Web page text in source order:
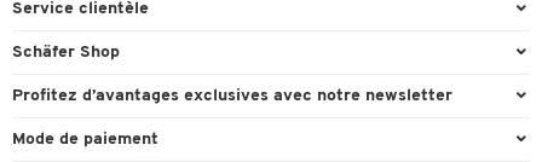
Fournitures de bureau
Mobilier de bureau
Service clientèle
Commande directe
Recyclage
Schäfer Shop
Experts en environnement de travail
Profitez d’avantages exclusives avec notre newsletter
Cadeau de bienvenu
Mode de paiement